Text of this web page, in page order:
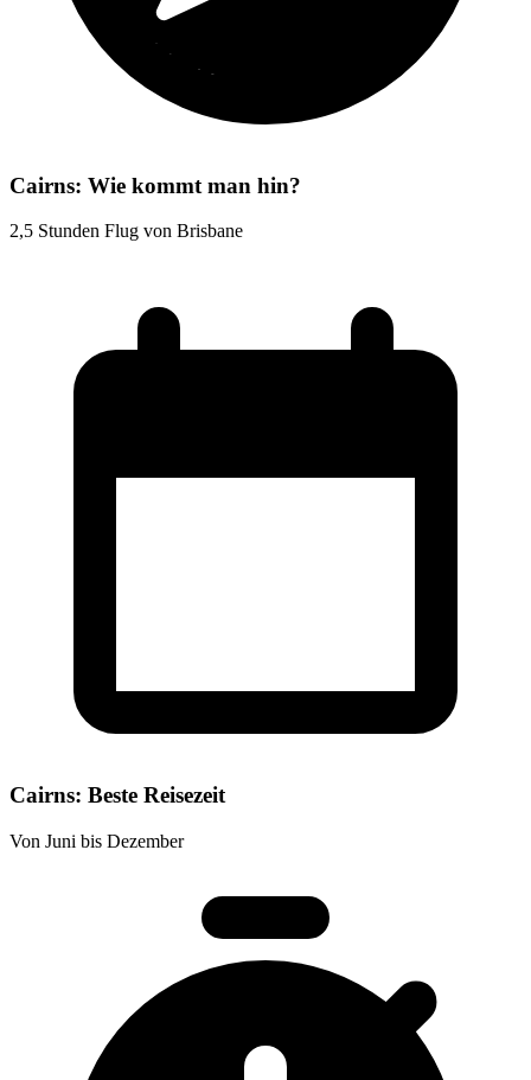
Cairns: Wie kommt man hin?
2,5 Stunden Flug von Brisbane
Cairns: Beste Reisezeit
Von Juni bis Dezember